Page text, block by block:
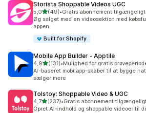
Storista Shoppable Videos UGC
5,0ud af 5 stjerner
(49)
49 anmeldelser i alt
•Gratis abonnement tilgængeligt
Øg salget med en videosektion med
appen
Built for Shopify
Mobile App Builder ‑ Apptile
4,9ud af 5 stjerner
(131)
131 anmeldelser i alt
•Mulighed for gratis
AI-baseret mobilapp-skaber til at bygge
sælger mere
Tolstoy: Shoppable Video & UGC
4,7ud af 5 stjerner
(237)
237 anmeldelser i alt
•Gratis abonnement
Opret AI-indhold og shoppable videoer til